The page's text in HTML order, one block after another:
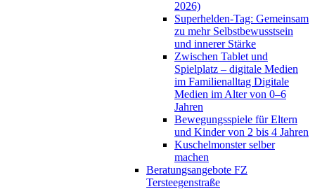
2026)
Superhelden-Tag: Gemeinsam
zu mehr Selbstbewusstsein
und innerer Stärke
Zwischen Tablet und
Spielplatz – digitale Medien
im Familienalltag Digitale
Medien im Alter von 0–6
Jahren
Bewegungsspiele für Eltern
und Kinder von 2 bis 4 Jahren
Kuschelmonster selber
machen
Beratungsangebote FZ
Tersteegenstraße